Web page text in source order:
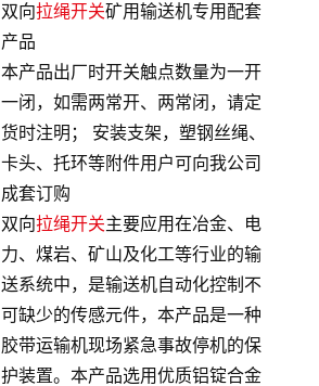
双向拉绳开关矿用输送机专用配套
产品
本产品出厂时开关触点数量为一开
一闭，如需两常开、两常闭，请定
货时注明； 安装支架，塑钢丝绳、
卡头、托环等附件用户可向我公司
成套订购
双向拉绳开关主要应用在冶金、电
力、煤岩、矿山及化工等行业的输
送系统中，是输送机自动化控制不
可缺少的传感元件，本产品是一种
胶带运输机现场紧急事故停机的保
护装置。本产品选用优质铝锭合金